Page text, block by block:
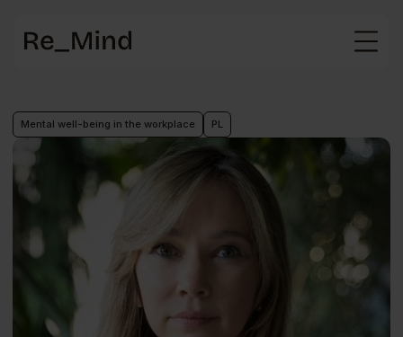
Mental well-being in the workplace PL